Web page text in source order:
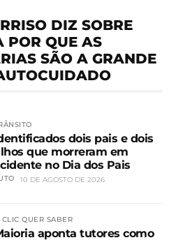
DIZ SOBRE
POR QUE AS
SÃO A GRANDE
dois pais e dois
que morreram em
no Dia dos Pais
10 DE AGOSTO DE 2026
CLIC QUER SABER
aponta tutores como